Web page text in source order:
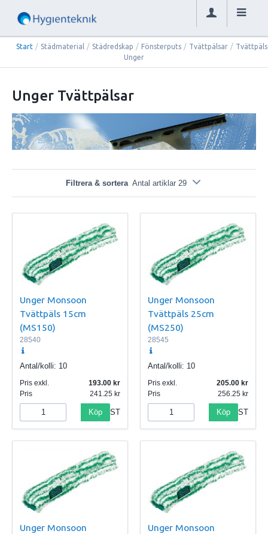
Start / Städmaterial / Städredskap / Fönsterputs / Tvättpälsar / Tvättpäls
Unger
Unger Tvättpälsar
Filtrera & sortera Antal artiklar 29
Unger Monsoon
Tvättpäls 15cm
(MS150)
28540
Antal/kolli: 10
Pris exkl.
193.00
Pris
241.25
Köp ST
Unger Monsoon
Tvättpäls 25cm
(MS250)
28545
Antal/kolli: 10
Pris exkl.
205.00
Pris
256.25
Köp ST
Unger Monsoon
Unger Monsoon